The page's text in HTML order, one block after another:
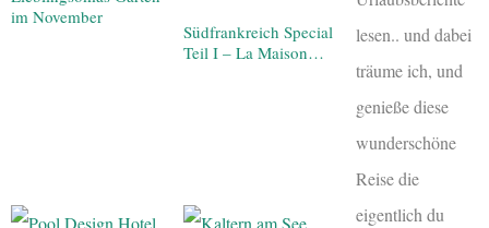
im November
Südfrankreich Special
Teil I – La Maison…
lesen.. und dabei
träume ich, und
genieße diese
wunderschöne
Reise die
eigentlich du